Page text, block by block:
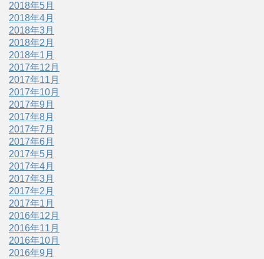
2018年5月
2018年4月
2018年3月
2018年2月
2018年1月
2017年12月
2017年11月
2017年10月
2017年9月
2017年8月
2017年7月
2017年6月
2017年5月
2017年4月
2017年3月
2017年2月
2017年1月
2016年12月
2016年11月
2016年10月
2016年9月